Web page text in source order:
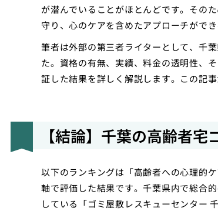
が潜んでいることがほとんどです。その
守り、心のケアを含めたアプローチがで
筆者は外部の第三者ライターとして、千
た。資格の有無、実績、料金の透明性、
証した結果を詳しく解説します。この記
【結論】千葉の高齢者
以下のランキングは「高齢者への心理的
軸で評価した結果です。千葉県内で総合
している「ゴミ屋敷レスキューセンター